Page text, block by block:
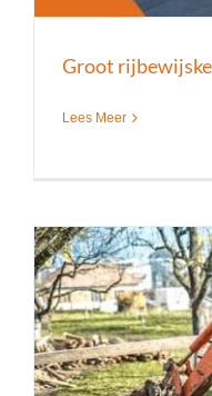
Groot
Lees Meer